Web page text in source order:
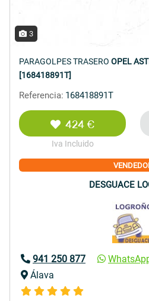
3
PARAGOLPES TRASERO OPEL
[168418891T]
Referencia: 168418891T
424 €
Iva Incluido
DESGUACE
941 250 877
Álava